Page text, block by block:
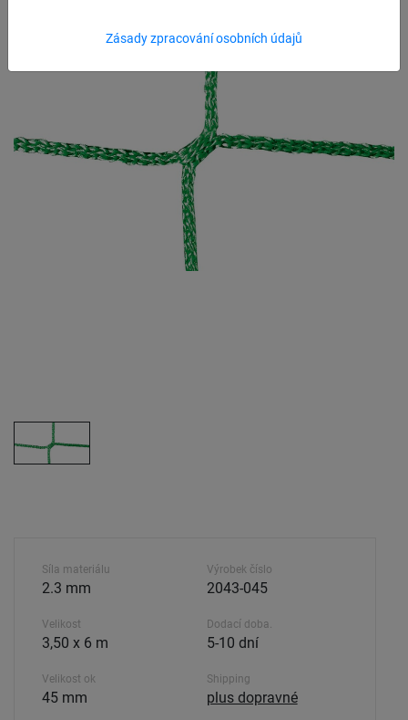
Zásady zpracování osobních údajů
Síla materiálu
2.3 mm
Velikost
3,50 x 6 m
Velikost ok
45 mm
Výrobek číslo
2043-045
Dodací doba.
5-10 dní
Shipping
plus dopravné